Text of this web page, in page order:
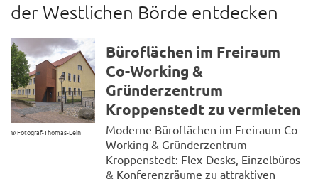
der Westlichen Börde entdecken
© Fotograf-Thomas-Lein
Büroflächen im Freiraum
Co-Working &
Gründerzentrum
Kroppenstedt zu vermieten
Moderne Büroflächen im Freiraum Co-
Working & Gründerzentrum
Kroppenstedt: Flex-Desks, Einzelbüros
& Konferenzräume zu attraktiven